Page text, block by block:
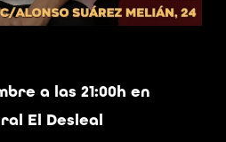
a las 21:00h en
El Desleal